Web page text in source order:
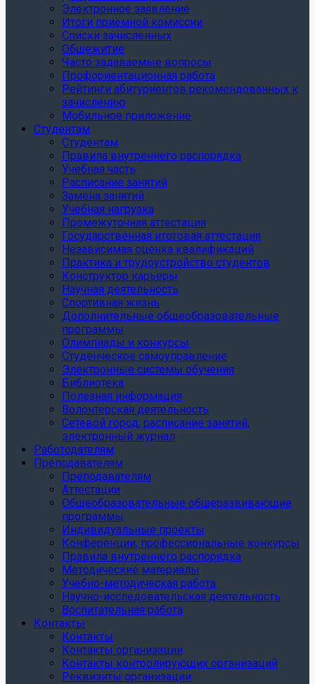
Электронное заявление
Итоги приёмной комиссии
Списки зачисленных
Общежитие
Часто задаваемые вопросы
Профориентационная работа
Рейтинги абитуриентов рекомендованных к
зачислению
Мобильное приложение
Студентам
Студентам
Правила внутреннего распорядка
Учебная часть
Расписание занятий
Замена занятий
Учебная нагрузка
Промежуточная аттестация
Государственная итоговая аттестация
Независимая оценка квалификаций
Практика и трудоустройство студентов
Конструктор карьеры
Научная деятельность
Спортивная жизнь
Дополнительные общеобразовательные
программы
Олимпиады и конкурсы
Студенческое самоуправление
Электронные системы обучения
Библиотека
Полезная информация
Волонтерская деятельность
Сетевой город, расписание занятий,
электронный журнал
Работодателям
Преподавателям
Преподавателям
Аттестации
Общеобразовательные общеразвивающие
программы
Индивидуальные проекты
Конференции, профессиональные конкурсы
Правила внутреннего распорядка
Методические материалы
Учебно-методическая работа
Научно-исследовательская деятельность
Воспитательная работа
Контакты
Контакты
Контакты организации
Контакты контролирующих организаций
Реквизиты организации